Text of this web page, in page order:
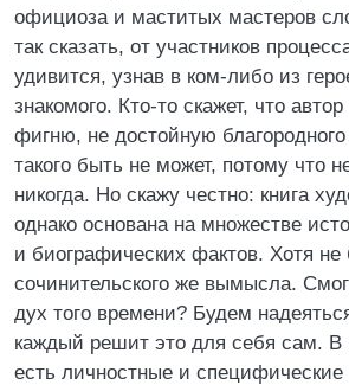
официоза и маститых мастеров
так сказать, от участников
удивится, узнав в ком-либо из
знакомого. Кто-то скажет, что
фигню, не достойную
такого быть не может, потому что
никогда. Но скажу честно: книга
однако основана на множестве
и биографических фактов. Хотя не
сочинительского же вымысла.
дух того времени? Будем
каждый решит это для себя сам. В
есть личностные и